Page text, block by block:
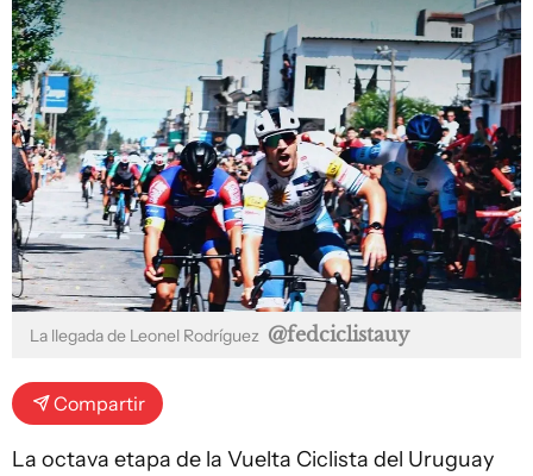
La llegada de Leonel Rodríguez @fedciclistauy
Compartir
La octava etapa de la Vuelta Ciclista del Uruguay